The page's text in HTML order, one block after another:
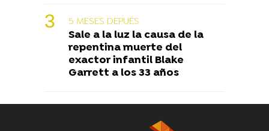
5 MESES DEPUÉS
Sale a la luz la causa de la
repentina muerte del
exactor infantil Blake
Garrett a los 33 años